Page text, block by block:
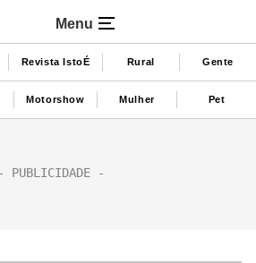
Menu
Revista IstoÉ Rural Gente
Motorshow Mulher Pet